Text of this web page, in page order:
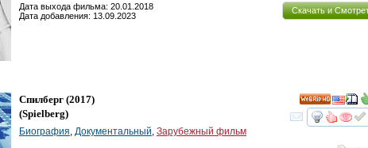
Скачать и
Дата выхода фильма: 20.01.2018
Дата добавления: 13.09.2023
HD
Спилберг (2017)
(Spielberg)
Биография, Документальный, Зарубежный фильм